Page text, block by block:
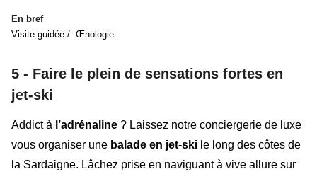
En bref
Visite guidée / Œnologie
5 - Faire le plein de sensations fortes en
jet-ski
Addict à l’adrénaline ? Laissez notre conciergerie de luxe
vous organiser une balade en jet-ski le long des côtes de
la Sardaigne. Lâchez prise en naviguant à vive allure sur